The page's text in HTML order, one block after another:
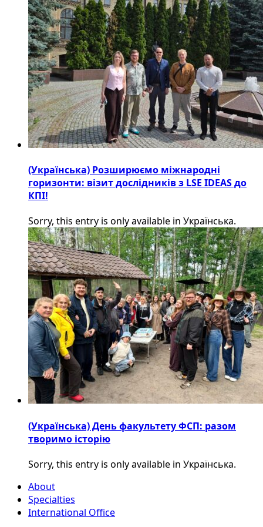
(Українська) Розширюємо міжнародні
горизонти: візит дослідників з LSE IDEAS до
КПІ!
Sorry, this entry is only available in Українська.
(Українська) День факультету ФСП: разом
творимо історію
Sorry, this entry is only available in Українська.
About
Specialties
International Office